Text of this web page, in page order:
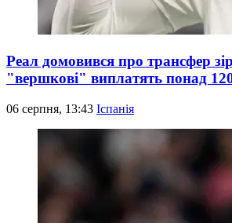
Реал домовився про трансфер
"вершкові" виплатять понад
06 серпня, 13:43 Іспанія